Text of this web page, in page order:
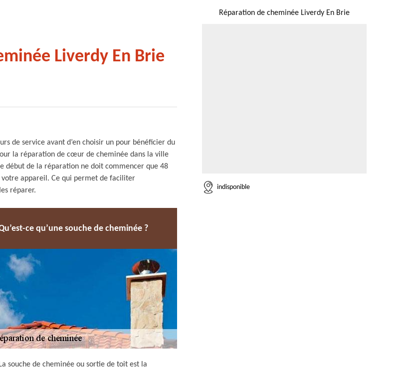
Liverdy En Brie
de service avant d’en choisir un pour bénéficier du
la réparation de cœur de cheminée dans la ville
début de la réparation ne doit commencer que 48
appareil. Ce qui permet de faciliter
réparer.
ce qu’une souche de cheminée ?
La souche de cheminée ou sortie de toit est la
Réparation de cheminée Liverdy En Brie
indisponible